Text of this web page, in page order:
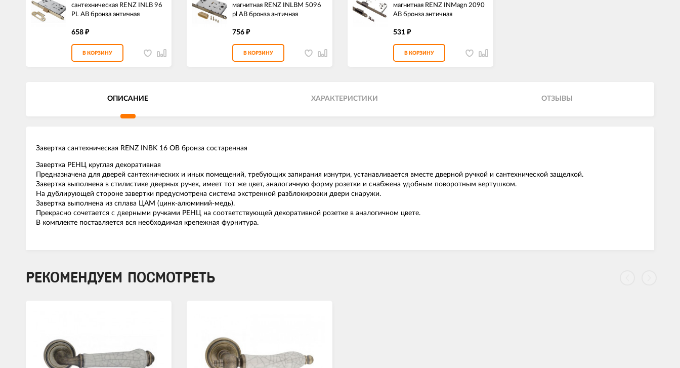
сантехническая RENZ INLB 96
PL AB бронза античная
658 ₽
В КОРЗИНУ
магнитная RENZ INLBM 5096
pl AB бронза античная
756 ₽
В КОРЗИНУ
магнитная RENZ INMagn 2090
AB бронза античная
531 ₽
В КОРЗИНУ
ОПИСАНИЕ ХАРАКТЕРИСТИКИ ОТЗЫВЫ
Завертка сантехническая RENZ INBK 16 OB бронза состаренная
Завертка РЕНЦ круглая декоративная
Предназначена для дверей сантехнических и иных помещений, требующих запирания изнутри, устанавливается вместе дверной ручкой и сантехнической защелкой.
Завертка выполнена в стилистике дверных ручек, имеет тот же цвет, аналогичную форму розетки и снабжена удобным поворотным вертушком.
На дублирующей стороне завертки предусмотрена система экстренной разблокировки двери снаружи.
Завертка выполнена из сплава ЦАМ (цинк-алюминий-медь).
Прекрасно сочетается с дверными ручками РЕНЦ на соответствующей декоративной розетке в аналогичном цвете.
В комплекте поставляется вся необходимая крепежная фурнитура.
РЕКОМЕНДУЕМ ПОСМОТРЕТЬ